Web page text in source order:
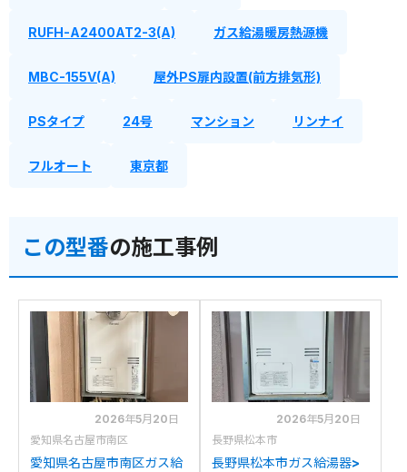
RUFH-A2400AT2-3(A) ガス給湯暖房熱源機
MBC-155V(A) 屋外PS扉内設置(前方排気形)
PSタイプ 24号 マンション リンナイ
フルオート 東京都
この型番の施工事例
2026年5月20日
愛知県名古屋市南区
愛知県名古屋市南区ガス給
2026年5月20日
長野県松本市
長野県松本市ガス給湯器>